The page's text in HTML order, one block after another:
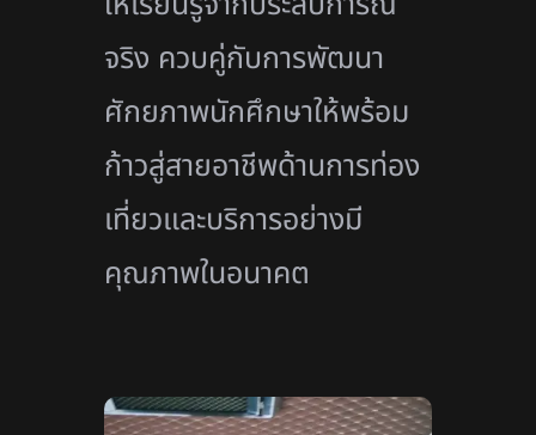
จริง ควบคู่กับการพัฒนา
ศักยภาพนักศึกษาให้พร้อม
ก้าวสู่สายอาชีพด้านการท่อง
เที่ยวและบริการอย่างมี
คุณภาพในอนาคต